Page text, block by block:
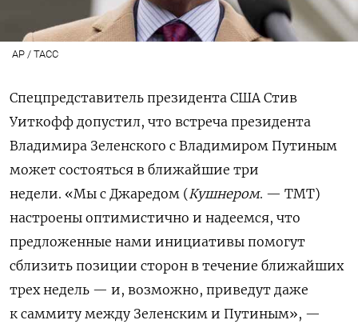
AP / TAСС
Спецпредставитель президента США Стив
Уиткофф допустил, что встреча президента
Владимира Зеленского с Владимиром Путиным
может состояться в ближайшие три
недели. «Мы с Джаредом (Кушнером. — ТМТ)
настроены оптимистично и надеемся, что
предложенные нами инициативы помогут
сблизить позиции сторон в течение ближайших
трех недель — и, возможно, приведут даже
к саммиту между Зеленским и Путиным», —